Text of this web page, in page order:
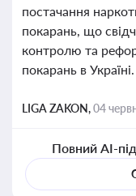
постачання
покарань, що
контролю та
покарань в Україні.
LIGA ZAKON,04
Повний AI-